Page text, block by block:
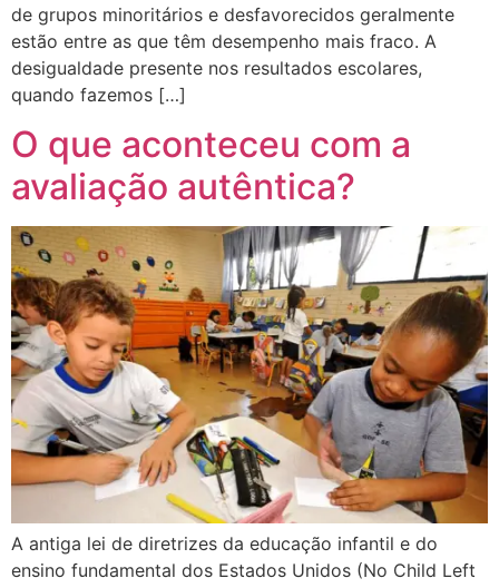
de grupos minoritários e desfavorecidos geralmente
estão entre as que têm desempenho mais fraco. A
desigualdade presente nos resultados escolares,
quando fazemos […]
O que aconteceu com a
avaliação autêntica?
A antiga lei de diretrizes da educação infantil e do
ensino fundamental dos Estados Unidos (No Child Left